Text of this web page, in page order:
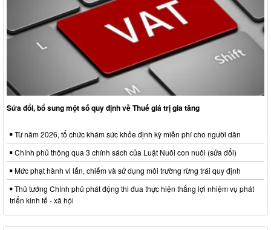
Sửa đổi, bổ sung một số quy định về Thuế giá trị gia tăng
Từ năm 2026, tổ chức khám sức khỏe định kỳ miễn phí cho người dân
Chính phủ thông qua 3 chính sách của Luật Nuôi con nuôi (sửa đổi)
Mức phạt hành vi lấn, chiếm và sử dụng môi trường rừng trái quy định
Thủ tướng Chính phủ phát động thi đua thực hiện thắng lợi nhiệm vụ phát
triển kinh tế - xã hội